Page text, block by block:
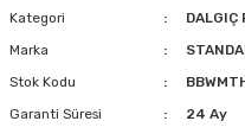
Kategori DALGIÇ
Marka
Stok Kodu
Garanti Süresi
24 Ay